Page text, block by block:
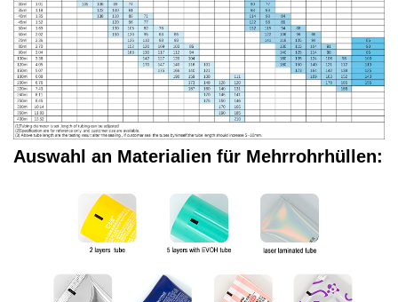
Auswahl an Materialien für Mehrrohrhüllen: